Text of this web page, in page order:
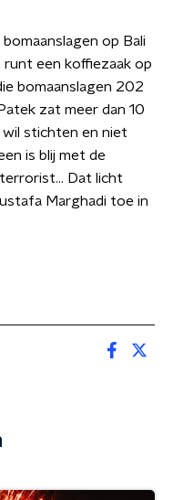
op Bali
een koffiezaak op
bomaanslagen 202
zat meer dan 10
stichten en niet
is blij met de
Dat licht
Marghadi toe in